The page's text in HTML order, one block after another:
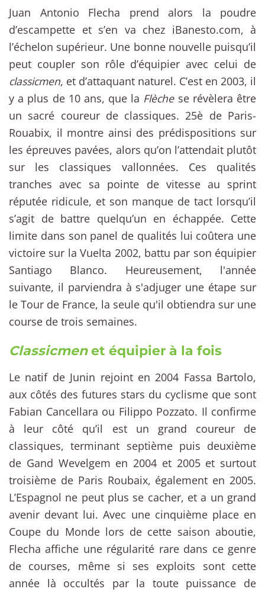
Juan Antonio Flecha prend alors la poudre
d’escampette et s’en va chez iBanesto.com, à
l’échelon supérieur. Une bonne nouvelle puisqu’il
peut coupler son rôle d’équipier avec celui de
classicmen, et d’attaquant naturel. C’est en 2003, il
y a plus de 10 ans, que la Flèchese révèlera être
un sacré coureur de classiques. 25è de Paris-
Rouabix, il montre ainsi des prédispositions sur
les épreuves pavées, alors qu’on l’attendait plutôt
sur les classiques vallonnées. Ces qualités
tranches avec sa pointe de vitesse au sprint
réputée ridicule, et son manque de tact lorsqu’il
s’agit de battre quelqu’un en échappée. Cette
limite dans son panel de qualités lui coûtera une
victoire sur la Vuelta 2002, battu par son équipier
Santiago Blanco. Heureusement, l'année
suivante, il parviendra à s'adjuger une étape sur
le Tour de France, la seule qu'il obtiendra sur une
course de trois semaines.
Classicmenet équipier à la fois
Le natif de Junin rejoint en 2004 Fassa Bartolo,
aux côtés des futures stars du cyclisme que sont
Fabian Cancellara ou Filippo Pozzato. Il confirme
à leur côté qu’il est un grand coureur de
classiques, terminant septième puis deuxième
de Gand Wevelgem en 2004 et 2005 et surtout
troisième de Paris Roubaix, également en 2005.
L’Espagnol ne peut plus se cacher, et a un grand
avenir devant lui. Avec une cinquième place en
Coupe du Monde lors de cette saison aboutie,
Flecha affiche une régularité rare dans ce genre
de courses, même si ses exploits sont cette
année là occultés par la toute puissance de